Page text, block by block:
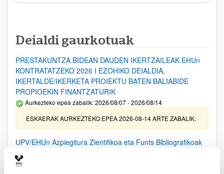
Deialdi gaurkotuak
PRESTAKUNTZA BIDEAN DAUDEN IKERTZAILEAK EHUn
KONTRATATZEKO 2026 I EZOHIKO DEIALDIA,
IKERTALDE/IKERKETA PROIEKTU BATEN BALIABIDE
PROPIOEKIN FINANTZATURIK
Aurkezteko epea zabalik: 2026/08/07 - 2026/08/14
ESKAERAK AURKEZTEKO EPEA 2026-08-14 ARTE ZABALIK.
UPV/EHUn Azpiegitura Zientifikoa eta Funts Bibliografikoak